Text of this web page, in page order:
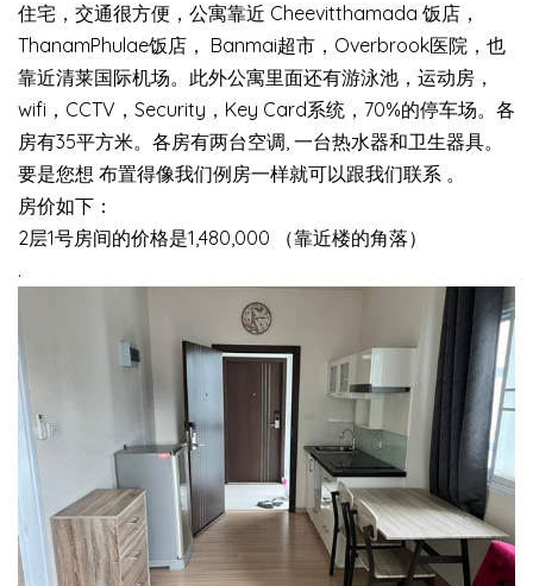
住宅，交通很方便，公寓靠近 Cheevitthamada 饭店，
ThanamPhulae饭店， Banmai超市，Overbrook医院，也
靠近清莱国际机场。此外公寓里面还有游泳池，运动房，
wifi，CCTV，Security，Key Card系统，70%的停车场。各
房有35平方米。各房有两台空调, 一台热水器和卫生器具。
要是您想 布置得像我们例房一样就可以跟我们联系 。
房价如下：
2层1号房间的价格是1,480,000 （靠近楼的角落）
.